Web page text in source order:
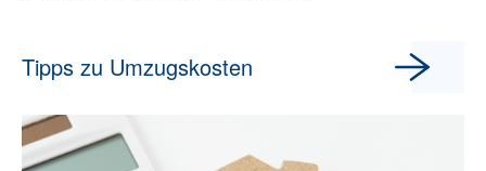
Tipps zu Umzugskosten